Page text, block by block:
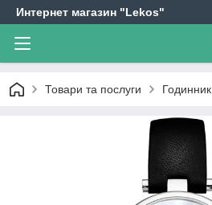
Интернет магазин "Lekos"
Товари та послуги Годинник